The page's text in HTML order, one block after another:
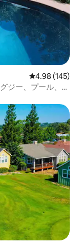
レビュー145
4.98 (145)
ジー、プール、犬